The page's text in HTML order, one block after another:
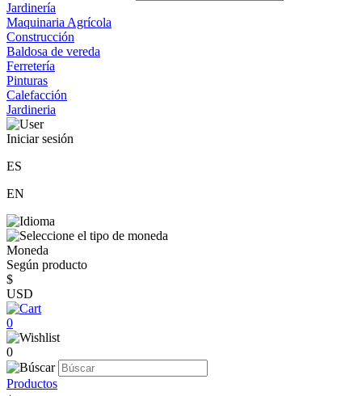
Jardinería
Maquinaria Agrícola
Construcción
Baldosa de vereda
Ferretería
Pinturas
Calefacción
Jardineria
Iniciar sesión
ES
EN
Moneda
Según producto
$
USD
0
0
Productos